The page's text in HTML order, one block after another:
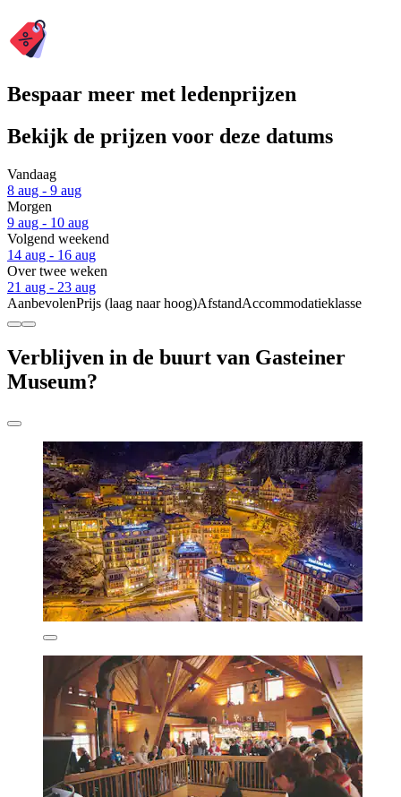
Bespaar meer met ledenprijzen
Bekijk de prijzen voor deze datums
Vandaag
8 aug - 9 aug
Morgen
9 aug - 10 aug
Volgend weekend
14 aug - 16 aug
Over twee weken
21 aug - 23 aug
AanbevolenPrijs (laag naar hoog)AfstandAccommodatieklasse
Verblijven in de buurt van Gasteiner
Museum?